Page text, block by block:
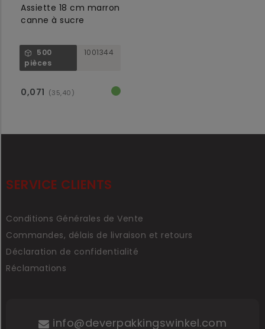
Assiette 18 cm marron
canne à sucre
500
pièces
1001344
0,071 (35,40)
SERVICE CLIENTS
Conditions Générales de Vente
Commandes, délais de livraison et retours
Déclaration de confidentialité
Réclamations
info@deverpakkingswinkel.com